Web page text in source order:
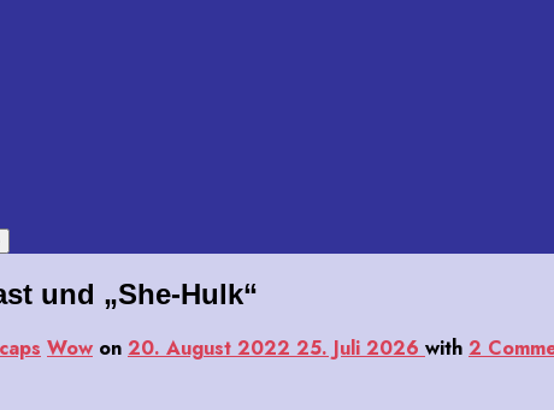
und „She-Hulk“
Wow on 20. August 2022 25. Juli 2026 with 2